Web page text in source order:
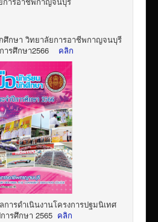
ศึกษา วิทยาลัยการอาชีพกาญจนบุรี
ารศึกษา2566
คลิก
การดำเนินงานโครงการปฐมนิเทศ
ารศึกษา 2565 คลิก